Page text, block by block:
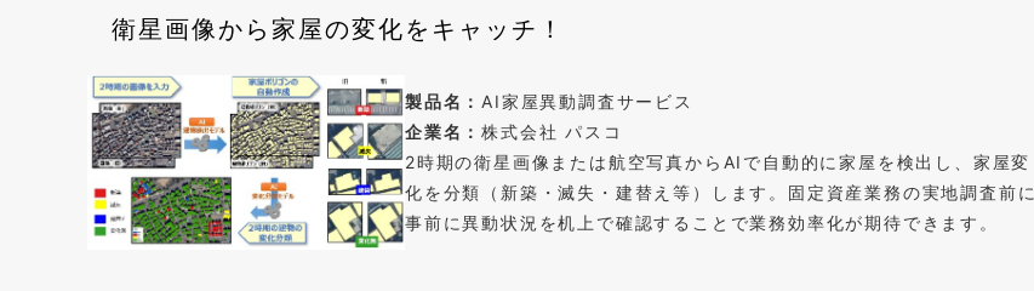
衛星画像から家屋の変化をキャッチ！
製品名： AI家屋異動調査サービス
企業名：株式会社 パスコ
2時期の衛星画像または航空写真からAIで自動的に家屋を検出し、家屋変
化を分類（新築・滅失・建替え等）します。固定資産業務の実地調査前に
事前に異動状況を机上で確認することで業務効率化が期待できます。